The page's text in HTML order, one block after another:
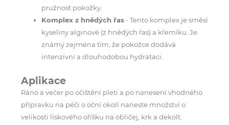
pružnost pokožky.
Komplex z hnědých řas- Tento komplex je směsí
kyseliny alginové (z hnědých řas) a křemíku. Je
známý zejména tím, že pokožce dodává
intenzivní a dlouhodobou hydrataci.
Aplikace
Ráno a večer po očištění pleti a po nanesení vhodného
přípravku na péči o oční okolí naneste množství o
velikosti lískového oříšku na obličej, krk a dekolt.